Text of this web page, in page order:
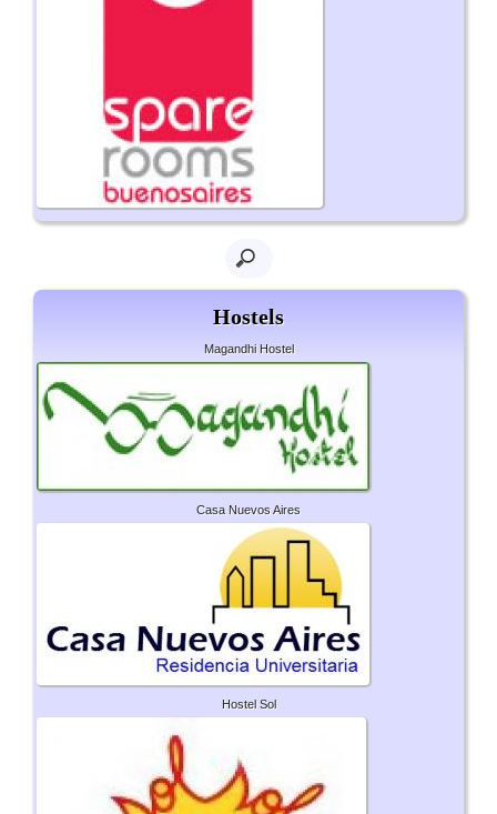
Hostels
Magandhi Hostel
Casa Nuevos Aires
Hostel Sol